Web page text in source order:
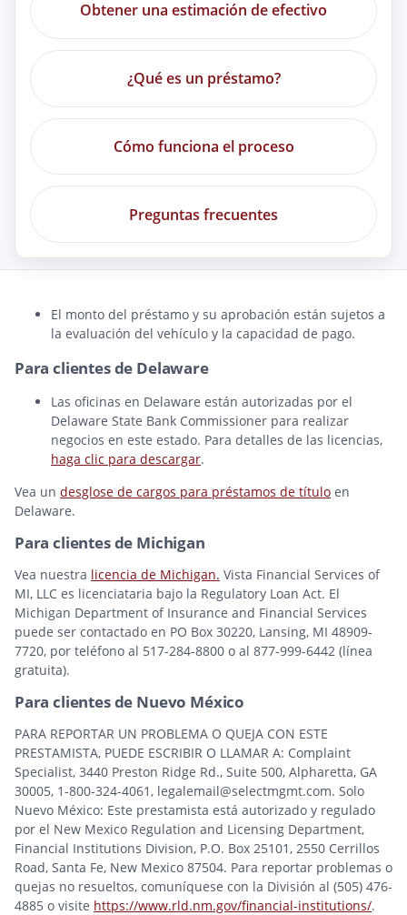
Obtener una estimación de efectivo
¿Qué es un préstamo?
Cómo funciona el proceso
Preguntas frecuentes
El monto del préstamo y su aprobación están sujetos a
la evaluación del vehículo y la capacidad de pago.
Para clientes de Delaware
Las oficinas en Delaware están autorizadas por el
Delaware State Bank Commissioner para realizar
negocios en este estado. Para detalles de las licencias,
haga clic para descargar.
Vea un desglose de cargos para préstamos de título en
Delaware.
Para clientes de Michigan
Vea nuestra licencia de Michigan. Vista Financial Services of
MI, LLC es licenciataria bajo la Regulatory Loan Act. El
Michigan Department of Insurance and Financial Services
puede ser contactado en PO Box 30220, Lansing, MI 48909-
7720, por teléfono al 517-284-8800 o al 877-999-6442 (línea
gratuita).
Para clientes de Nuevo México
PARA REPORTAR UN PROBLEMA O QUEJA CON ESTE
PRESTAMISTA, PUEDE ESCRIBIR O LLAMAR A: Complaint
Specialist, 3440 Preston Ridge Rd., Suite 500, Alpharetta, GA
30005, 1-800-324-4061, legalemail@selectmgmt.com. Solo
Nuevo México: Este prestamista está autorizado y regulado
por el New Mexico Regulation and Licensing Department,
Financial Institutions Division, P.O. Box 25101, 2550 Cerrillos
Road, Santa Fe, New Mexico 87504. Para reportar problemas o
quejas no resueltos, comuníquese con la División al (505) 476-
4885 o visite https://www.rld.nm.gov/financial-institutions/.